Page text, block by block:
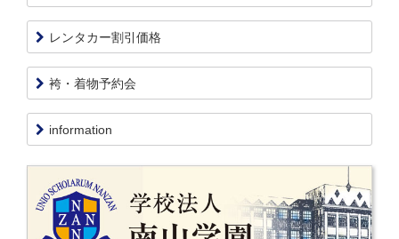
レンタカー割引価格
袴・着物予約会
information